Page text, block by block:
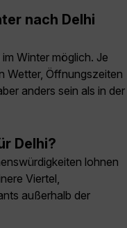
nach Delhi
Winter möglich. Je
Wetter, Öffnungszeiten
anders sein als in der
Delhi?
lohnen
Viertel,
außerhalb der